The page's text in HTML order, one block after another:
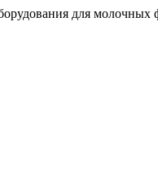
для молочных